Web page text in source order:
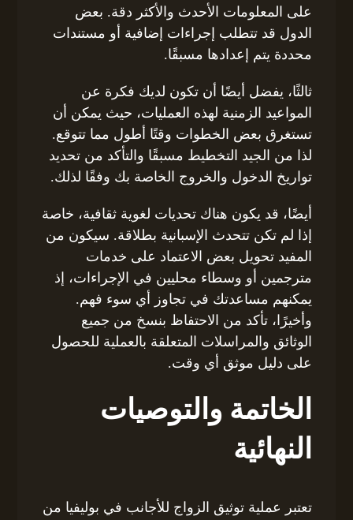
على المعلومات الأحدث والأكثر دقة. بعض
الدول قد تتطلب إجراءات إضافية أو مستندات
محددة يتم إعدادها مسبقًا.
ثالثًا، يفضل أيضًا أن تكون لديك فكرة عن
المواعيد الزمنية لهذه العمليات، حيث يمكن أن
تستغرق بعض الخطوات وقتًا أطول مما تتوقع.
لذا من الجيد التخطيط مسبقًا والتأكد من تحديد
تواريخ الدخول والخروج الخاصة بك وفقًا لذلك.
أيضًا، قد يكون هناك تحديات لغوية ثقافية، خاصة
إذا لم تكن تتحدث الإسبانية بطلاقة. سيكون من
المفيد تحويل بعض الاعتماد على خدمات
مترجمين أو وسطاء محليين في الإجراءات، إذ
يمكنهم مساعدتك في تجاوز أي سوء فهم.
وأخيرًا، تأكد من الاحتفاظ بنسخ من جميع
الوثائق والمراسلات المتعلقة بالعملية للحصول
على دليل موثق أي وقت.
الخاتمة والتوصيات
النهائية
تعتبر عملية توثيق الزواج للأجانب في بوليفيا من